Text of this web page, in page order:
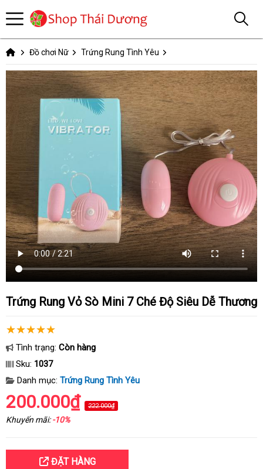
Đồ chơi Nữ Trứng Rung Tình Yêu
Trứng Rung Vỏ Sò Mini 7 Ché Độ Siêu Dễ Thương
Tình trạng: Còn hàng
Sku: 1037
Danh mục: Trứng Rung Tình Yêu
200.000₫ 222.000₫
Khuyến mãi:-10%
ĐẶT HÀNG